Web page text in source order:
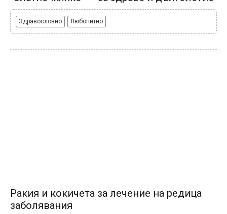
Здравословно Любопитно
Ракия и кокичета за лечение на редица
заболявания